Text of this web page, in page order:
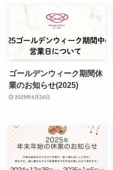
ゴールデンウィーク期間休
業のお知らせ(2025)
2025年4月24日